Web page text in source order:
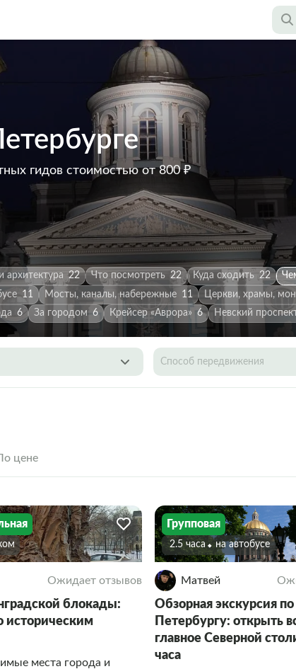
гидов стоимостью от 800 ₽
архитектура 22 Что посмотреть 22 Куда сходить 22
11 Мосты, каналы, набережные 11 Церкви, храмы,
6 За городом 6 Крейсер «Аврора» 6 Невский
Способ передвижения
цене
Ожидает отзывов
блокады:
историческим
места города и
Групповая
2.5 часа На автобусе
Матвей
Обзорная экскурсия
Петербургу: открыть
главное Северной
часа